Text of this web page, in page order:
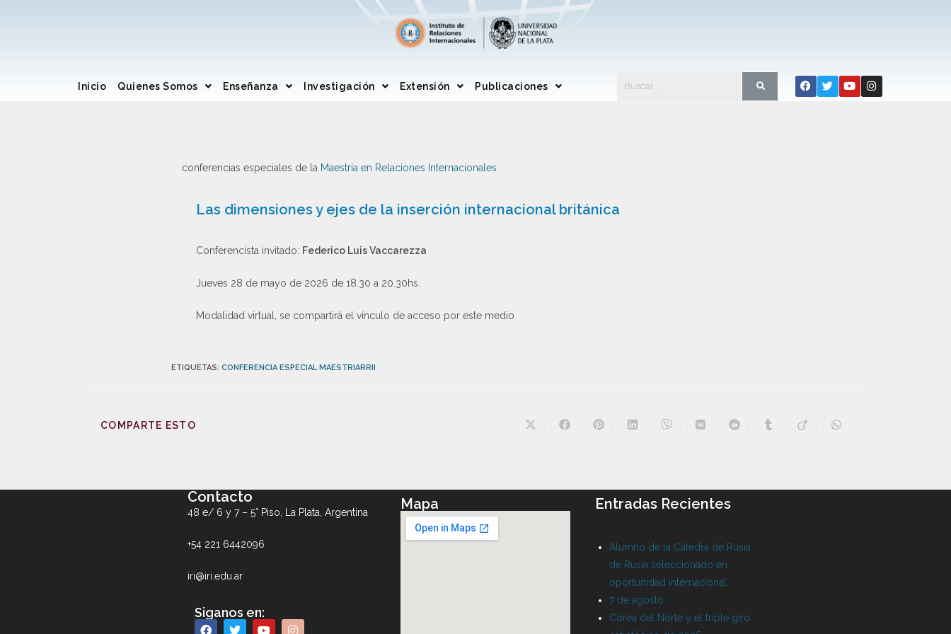
Inicio Quienes Somos Enseñanza Investigación Extensión Publicaciones
conferencias especiales de la Maestría en Relaciones Internacionales
Las dimensiones y ejes de la inserción internacional británica
Conferencista invitado: Federico Luis Vaccarezza
Jueves 28 de mayo de 2026 de 18.30 a 20.30hs.
Modalidad virtual, se compartirá el vínculo de acceso por este medio
ETIQUETAS: CONFERENCIA ESPECIAL MAESTRIARRII
COMPARTE ESTO
Contacto
48 e/ 6 y 7 – 5° Piso, La Plata, Argentina
+54 221 6442096
iri@iri.edu.ar
Siganos en:
Mapa Entradas Recientes
Alumno de la Cátedra de Rusia
de Rusia seleccionado en
oportunidad internacional
7 de agosto
Corea del Norte y el triple giro